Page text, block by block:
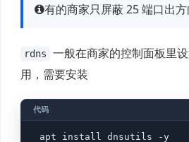
有的商家只屏蔽 25 端口出
rdns 一般在商家的控制面板里
用，需要安装